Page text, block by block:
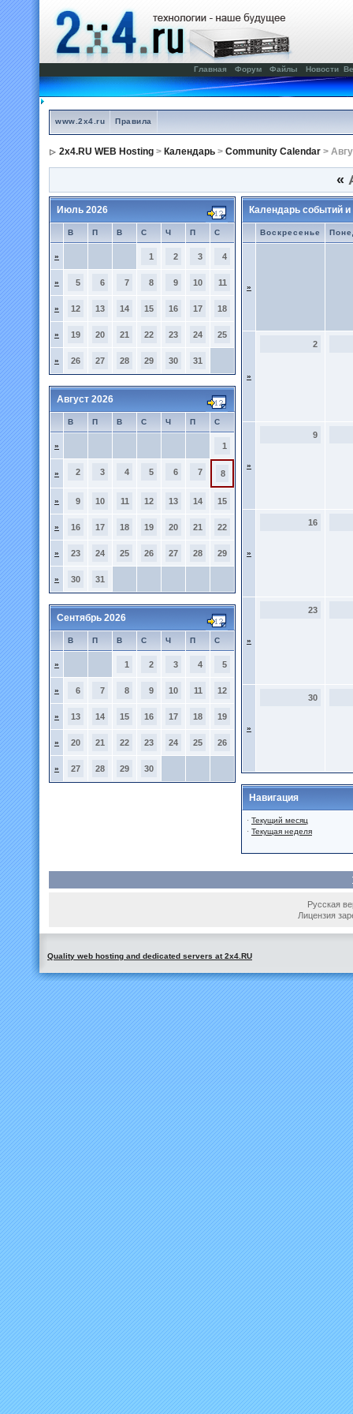
Главная Форум Файлы Новости
www.2x4.ru Правила
2x4.RU WEB Hosting > Календарь > Community Calendar >
«
Июль 2026
В П В С Ч П С
» 1 2 3 4
» 5 6 7 8 9 10 11
» 12 13 14 15 16 17 18
» 19 20 21 22 23 24 25
» 26 27 28 29 30 31
Август 2026
В П В С Ч П С
» 1
» 2 3 4 5 6 7 8
» 9 10 11 12 13 14 15
» 16 17 18 19 20 21 22
» 23 24 25 26 27 28 29
» 30 31
Сентябрь 2026
В П В С Ч П С
» 1 2 3 4 5
» 6 7 8 9 10 11 12
» 13 14 15 16 17 18 19
» 20 21 22 23 24 25 26
» 27 28 29 30
Календарь событий
Воскресенье
»
»
2
»
9
»
16
»
23
»
30
Навигация
· Текущий месяц
· Текущая неделя
Русская
Лицензия
Quality web hosting and dedicated servers at 2x4.RU